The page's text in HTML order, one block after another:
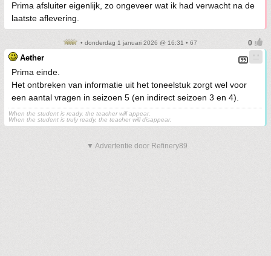
Prima afsluiter eigenlijk, zo ongeveer wat ik had verwacht na de
laatste aflevering.
• donderdag 1 januari 2026 @ 16:31 • 67
Aether
Prima einde.
Het ontbreken van informatie uit het toneelstuk zorgt wel voor
een aantal vragen in seizoen 5 (en indirect seizoen 3 en 4).
When the student is ready, the teacher will appear.
When the student is truly ready, the teacher will disappear.
▼ Advertentie door Refinery89